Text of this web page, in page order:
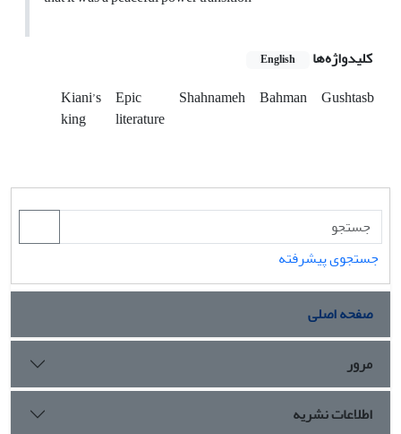
کلیدواژه‌ها English
Kiani’s
king
Epic
literature
Shahnameh Bahman Gushtasb
جستجوی پیشرفته
صفحه اصلی
مرور
اطلاعات نشریه